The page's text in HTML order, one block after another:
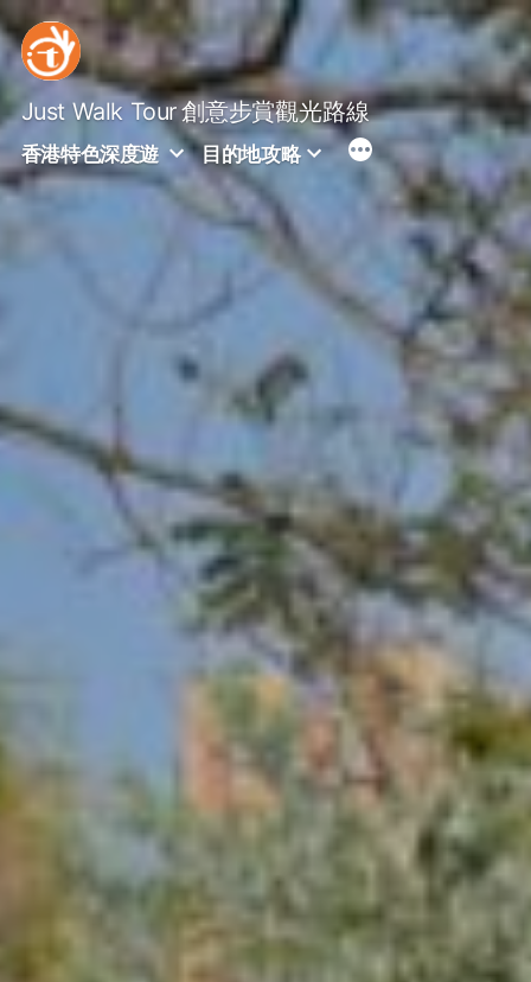
Skip
to
content
Just Walk Tour創意步賞觀光路線
香港特色深度遊 目的地攻略